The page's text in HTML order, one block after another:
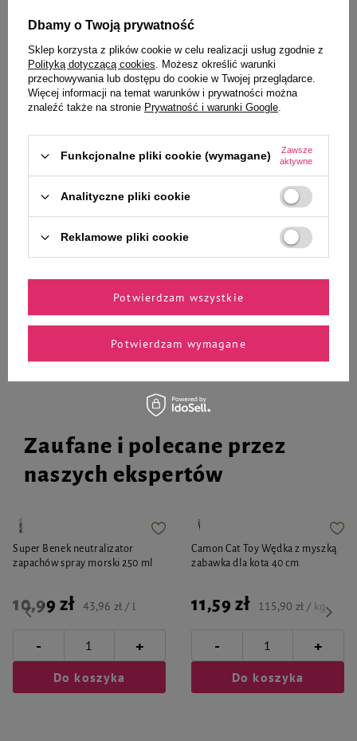
Wybrane specjalnie dla
Ciebie i Twojego czworonoga
Vitapol Vita Herbal Przysmak dla
gryzoni i królików gałązki
leszczyny z burakiem 50 g
11,99 zł 239,80 zł / kg
+
Do koszyka
Pokarm dla gryzoni Vitapol
Smakers Brokułowy 70 g
157,00 zł / kg
Do koszyka
Zaufane i polecane przez
naszych ekspertów
Super Benek neutralizator
zapachów spray morski 250 ml
10,99 zł 43,96 zł / l
- +
Do koszyka
Camon Cat Toy Wędka z myszką
zabawka dla kota 40 cm
11,59 zł 115,90 zł / kg
- +
Do koszyka
Dbamy o Twoją prywatność
Sklep korzysta z plików cookie w celu realizacji usług zgodnie z
Polityką dotyczącą cookies. Możesz określić warunki
przechowywania lub dostępu do cookie w Twojej przeglądarce.
Więcej informacji na temat warunków i prywatności można
znaleźć także na stronie Prywatność i warunki Google.
Funkcjonalne pliki cookie (wymagane)
Zawsze
aktywne
Analityczne pliki cookie
Reklamowe pliki cookie
Potwierdzam wymagane
Potwierdzam wszystkie